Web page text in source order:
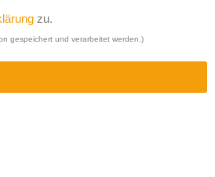
zu.
gespeichert und verarbeitet werden.)